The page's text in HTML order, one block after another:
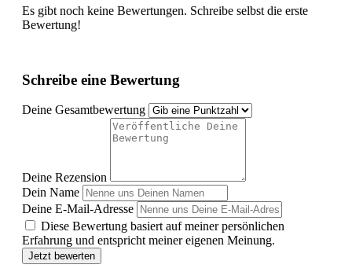
Es gibt noch keine Bewertungen. Schreibe selbst die erste
Bewertung!
Schreibe eine Bewertung
Deine Gesamtbewertung
Deine Rezension
Dein Name
Deine E-Mail-Adresse
Diese Bewertung basiert auf meiner persönlichen
Erfahrung und entspricht meiner eigenen Meinung.
Jetzt bewerten